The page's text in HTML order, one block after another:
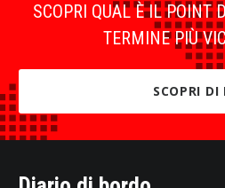
SCOPRI QUAL È IL POINT
TERMINE PIÙ
SCOPRI DI